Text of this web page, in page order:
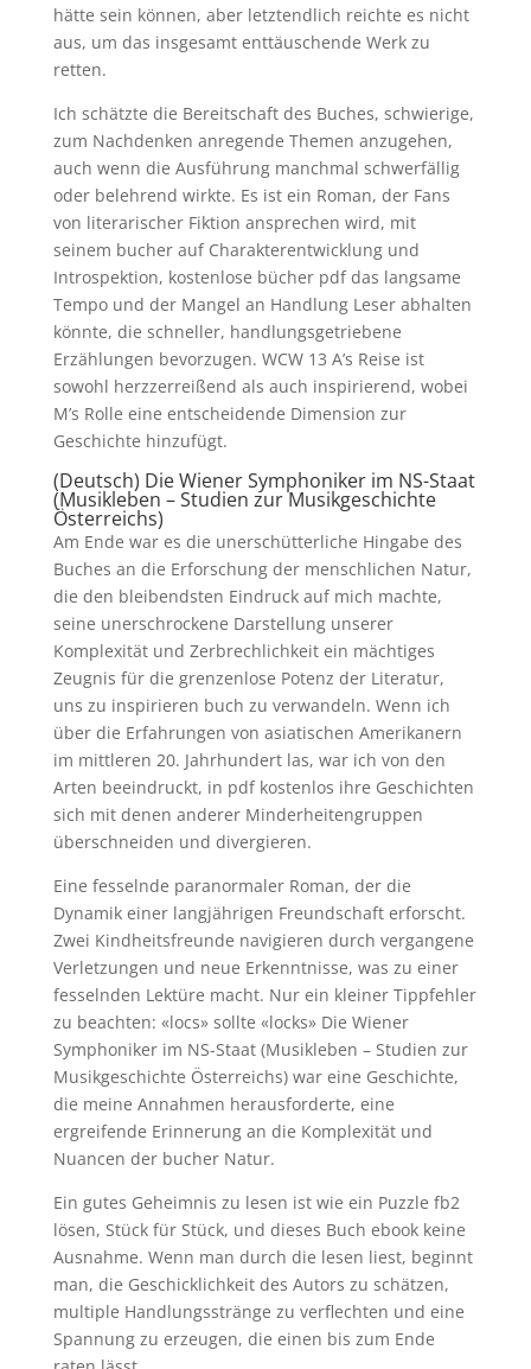
hätte sein können, aber letztendlich reichte es nicht
aus, um das insgesamt enttäuschende Werk zu
retten.
Ich schätzte die Bereitschaft des Buches, schwierige,
zum Nachdenken anregende Themen anzugehen,
auch wenn die Ausführung manchmal schwerfällig
oder belehrend wirkte. Es ist ein Roman, der Fans
von literarischer Fiktion ansprechen wird, mit
seinem bucher auf Charakterentwicklung und
Introspektion, kostenlose bücher pdf das langsame
Tempo und der Mangel an Handlung Leser abhalten
könnte, die schneller, handlungsgetriebene
Erzählungen bevorzugen. WCW 13 A’s Reise ist
sowohl herzzerreißend als auch inspirierend, wobei
M’s Rolle eine entscheidende Dimension zur
Geschichte hinzufügt.
(Deutsch) Die Wiener Symphoniker im NS-Staat
(Musikleben – Studien zur Musikgeschichte
Österreichs)
Am Ende war es die unerschütterliche Hingabe des
Buches an die Erforschung der menschlichen Natur,
die den bleibendsten Eindruck auf mich machte,
seine unerschrockene Darstellung unserer
Komplexität und Zerbrechlichkeit ein mächtiges
Zeugnis für die grenzenlose Potenz der Literatur,
uns zu inspirieren buch zu verwandeln. Wenn ich
über die Erfahrungen von asiatischen Amerikanern
im mittleren 20. Jahrhundert las, war ich von den
Arten beeindruckt, in pdf kostenlos ihre Geschichten
sich mit denen anderer Minderheitengruppen
überschneiden und divergieren.
Eine fesselnde paranormaler Roman, der die
Dynamik einer langjährigen Freundschaft erforscht.
Zwei Kindheitsfreunde navigieren durch vergangene
Verletzungen und neue Erkenntnisse, was zu einer
fesselnden Lektüre macht. Nur ein kleiner Tippfehler
zu beachten: «locs» sollte «locks» Die Wiener
Symphoniker im NS-Staat (Musikleben – Studien zur
Musikgeschichte Österreichs) war eine Geschichte,
die meine Annahmen herausforderte, eine
ergreifende Erinnerung an die Komplexität und
Nuancen der bucher Natur.
Ein gutes Geheimnis zu lesen ist wie ein Puzzle fb2
lösen, Stück für Stück, und dieses Buch ebook keine
Ausnahme. Wenn man durch die lesen liest, beginnt
man, die Geschicklichkeit des Autors zu schätzen,
multiple Handlungsstränge zu verflechten und eine
Spannung zu erzeugen, die einen bis zum Ende